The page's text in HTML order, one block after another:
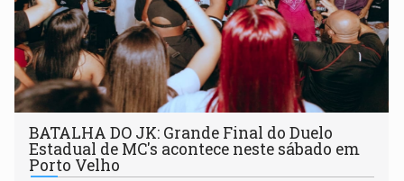
BATALHA DO JK: Grande Final do Duelo
Estadual de MC's acontece neste sábado em
Porto Velho